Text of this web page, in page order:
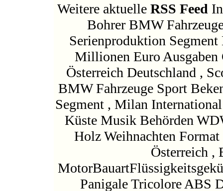
Weitere aktuelle RSS Feed
Bohrer BMW
Serienproduktion
Millionen Euro Ausgaben
Österreich Deutschland ,
BMW Fahrzeuge Sport
Segment , Milan
Küste Musik Behörden
Holz Weihnachten
Österreich ,
Panigale Tricolore ABS